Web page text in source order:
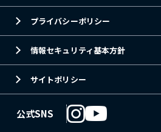
プライバシーポリシー
情報セキュリティ基本方針
サイトポリシー
公式SNS